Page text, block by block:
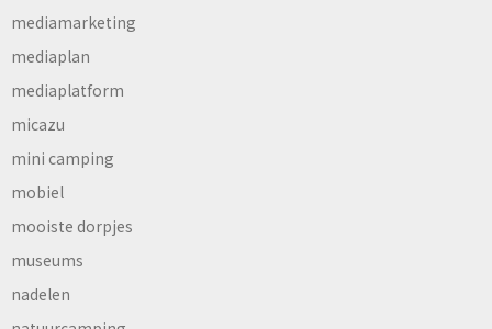
mediamarketing
mediaplan
mediaplatform
micazu
mini camping
mobiel
mooiste dorpjes
museums
nadelen